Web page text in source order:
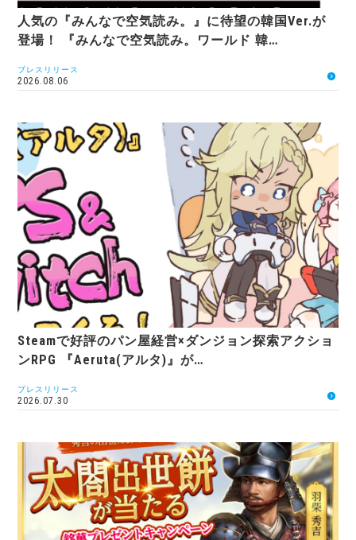
人気の『みんなで空気読み。』に待望の韓国Ver.が
登場！ 『みんなで空気読み。ワールド 韓…
プレスリリース
2026.08.06
Steamで好評のパン屋経営×ダンジョン探索アクショ
ンRPG 『Aeruta(アルタ)』が…
プレスリリース
2026.07.30